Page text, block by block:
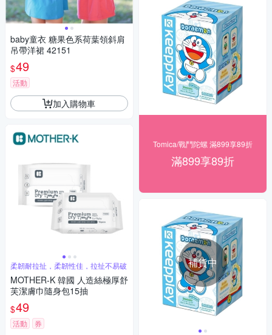
baby童衣 糖果色系荷葉領斜肩
吊帶洋裙 42151
$49
活動
加入購物車
柔韌耐拉扯，柔韌性佳，拉扯不易破
MOTHER-K 韓國 人造絲極厚舒
芙潔膚巾隨身包15抽
$49
活動 券
Tomica/戰鬥陀螺 滿899享89折
滿899享89折
補貨中